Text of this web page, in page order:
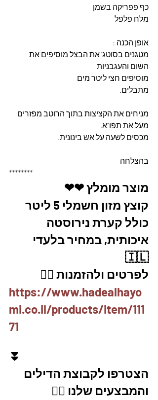
כף פפריקה בשמן
מלח פלפל
אופן הכנה :
מטגנים בסוטג' את הבצל מוסיפים את
השום והעגבניות
מוסיפים חצי ליטר מים
מתבלים.
מניחים את הקציצות בתוך הרוטב מפזרים
מעל את תפו"א.
מכסים לשעה על אש בינונית.
בהצלחה
********
מוצר מומלץ ❤❤
קוצץ מזון חשמלי 5 ליטר
כולל קערת נירוסטה
איכותית, במחיר בלעדי
🇮🇱
לפרטים ולהזמנות 👇🏼
https://www.hadealhayo
mi.co.il/products/item/111
71
⏬
הצטרפו לקבוצת הדילים
והמבצעים שלנו 👇🏽